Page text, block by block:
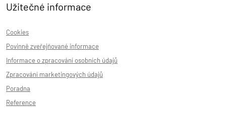
Užitečné informace
Cookies
Povinně zveřejňované informace
Informace o zpracování osobních údajů
Zpracování marketingových údajů
Poradna
Reference